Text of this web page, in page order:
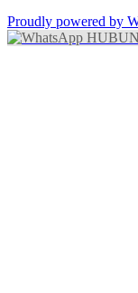
Proudly powered by